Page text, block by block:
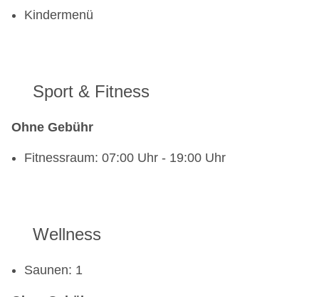
Kindermenü
Sport & Fitness
Ohne Gebühr
Fitnessraum: 07:00 Uhr - 19:00 Uhr
Wellness
Saunen: 1